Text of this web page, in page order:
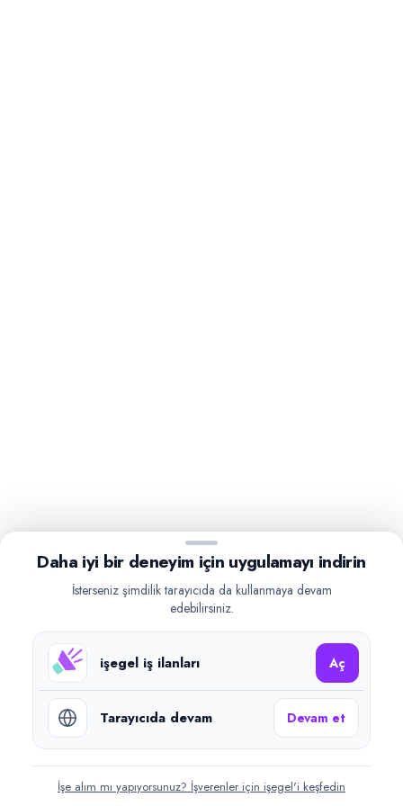
Daha iyi bir deneyim için uygulamayı indirin
İsterseniz şimdilik tarayıcıda da kullanmaya devam
edebilirsiniz.
işegel iş ilanları Aç
Tarayıcıda devam Devam et
İşe alım mı yapıyorsunuz? İşverenler için işegel'i keşfedin